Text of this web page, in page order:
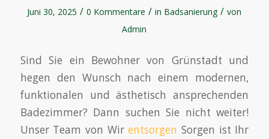
Juni 30, 2025 / 0 Kommentare / in Badsanierung / von
Admin
Sind Sie ein Bewohner von Grünstadt und
hegen den Wunsch nach einem modernen,
funktionalen und ästhetisch ansprechenden
Badezimmer? Dann suchen Sie nicht weiter!
Unser Team von Wirentsorgen Sorgen ist Ihr